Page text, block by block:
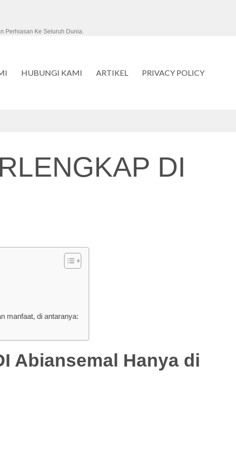
Perhiasan Ke Seluruh Dunia.
HUBUNGI KAMI ARTIKEL PRIVACY POLICY
DI
manfaat, di antaranya:
Abiansemal Hanya di